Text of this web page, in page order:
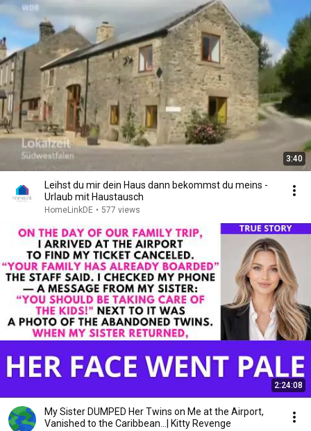
3:40
Leihst du mir dein Haus dann bekommst du meins -
Urlaub mit Haustausch
HomeLinkDE • 577 views
2:24:08
My Sister DUMPED Her Twins on Me at the Airport,
Vanished to the Caribbean...| Kitty Revenge